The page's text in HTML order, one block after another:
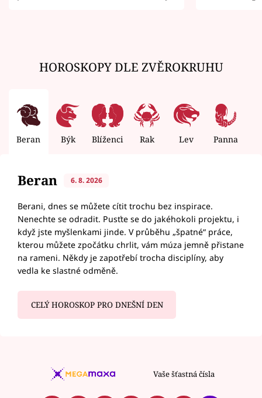
HOROSKOPY DLE ZVĚROKRUHU
Beran Býk Blíženci Rak Lev Panna
Beran 6. 8. 2026
Berani, dnes se můžete cítit trochu bez inspirace.
Nenechte se odradit. Pusťte se do jakéhokoli projektu, i
když jste myšlenkami jinde. V průběhu „špatné“ práce,
kterou můžete zpočátku chrlit, vám múza jemně přistane
na rameni. Někdy je zapotřebí trocha disciplíny, aby
vedla ke slastné odměně.
CELÝ HOROSKOP PRO DNEŠNÍ DEN
Vaše šťastná čísla